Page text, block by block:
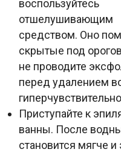
воспользуйтесь
отшелушивающим
средством. Оно
скрытые под
не проводите
перед удалением
Приступайте к
ванны. После
становится мягче